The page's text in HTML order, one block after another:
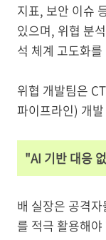
지표, 보안 이슈
있으며, 위협 분
석 체계 고도화
위협 개발팀은
파이프라인) 개
"AI 기반 대응
배 실장은 공격
를 적극 활용해